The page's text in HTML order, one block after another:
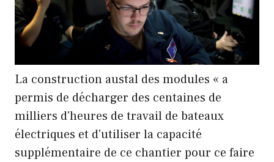
La construction austal des modules « a
permis de décharger des centaines de
milliers d'heures de travail de bateaux
électriques et d'utiliser la capacité
supplémentaire de ce chantier pour ce faire